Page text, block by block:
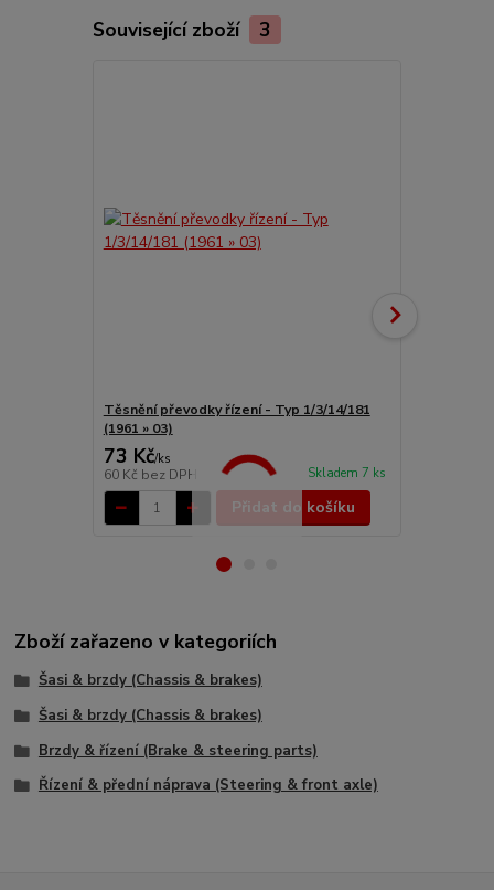
Související zboží 3
Těsnění převodky řízení - Typ 1/3/14/181
(1961 » 03)
73 Kč/ks
60 Kč bez DPH Skladem 7 ks
Přidat do košíku
Zboží zařazeno v kategoriích
Šasi & brzdy (Chassis & brakes)
Šasi & brzdy (Chassis & brakes)
Brzdy & řízení (Brake & steering parts)
Řízení & přední náprava (Steering & front axle)